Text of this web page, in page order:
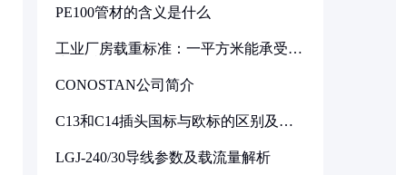
PE100管材的含义是什么
工业厂房载重标准：一平方米能承受多
CONOSTAN公司简介
C13和C14插头国标与欧标的区别及其
LGJ-240/30导线参数及载流量解析